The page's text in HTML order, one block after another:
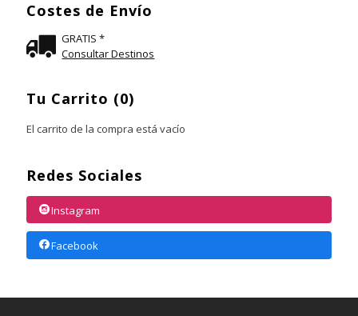
Costes de Envío
GRATIS *
Consultar Destinos
Tu Carrito (0)
El carrito de la compra está vacío
Redes Sociales
Instagram
Facebook